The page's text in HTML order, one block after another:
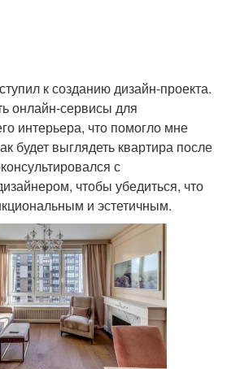
к созданию дизайн-проекта.
онлайн-сервисы для
интерьера, что помогло мне
будет выглядеть квартира после
с
чтобы убедиться, что
и эстетичным.